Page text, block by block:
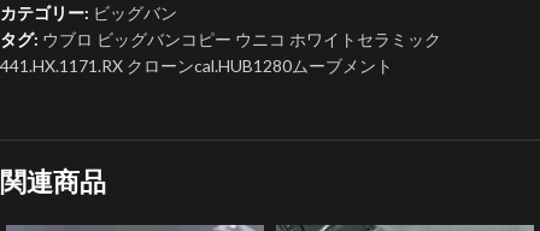
カテゴリー: ビッグバン
タグ: ウブロ ビッグバンコピー ウニコ ホワイトセラミック
441.HX.1171.RX クローンcal.HUB1280ムーブメント
関連商品